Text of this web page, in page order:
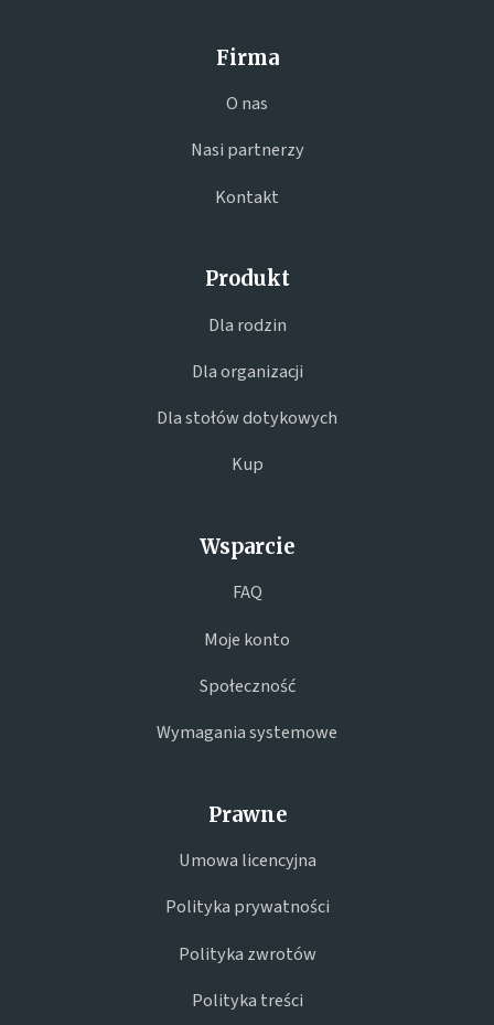
Firma
O nas
Nasi partnerzy
Kontakt
Produkt
Dla rodzin
Dla organizacji
Dla stołów dotykowych
Kup
Wsparcie
FAQ
Moje konto
Społeczność
Wymagania systemowe
Prawne
Umowa licencyjna
Polityka prywatności
Polityka zwrotów
Polityka treści